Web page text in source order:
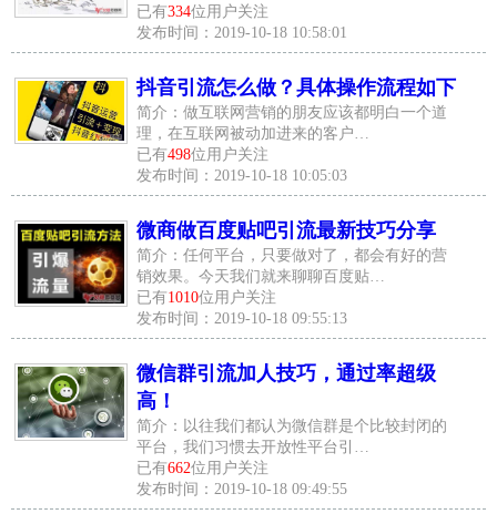
已有334位用户关注
发布时间：2019-10-18 10:58:01
抖音引流怎么做？具体操作流程如下
简介：做互联网营销的朋友应该都明白一个道
理，在互联网被动加进来的客户…
已有498位用户关注
发布时间：2019-10-18 10:05:03
微商做百度贴吧引流最新技巧分享
简介：任何平台，只要做对了，都会有好的营
销效果。今天我们就来聊聊百度贴…
已有1010位用户关注
发布时间：2019-10-18 09:55:13
微信群引流加人技巧，通过率超级
高！
简介：以往我们都认为微信群是个比较封闭的
平台，我们习惯去开放性平台引…
已有662位用户关注
发布时间：2019-10-18 09:49:55